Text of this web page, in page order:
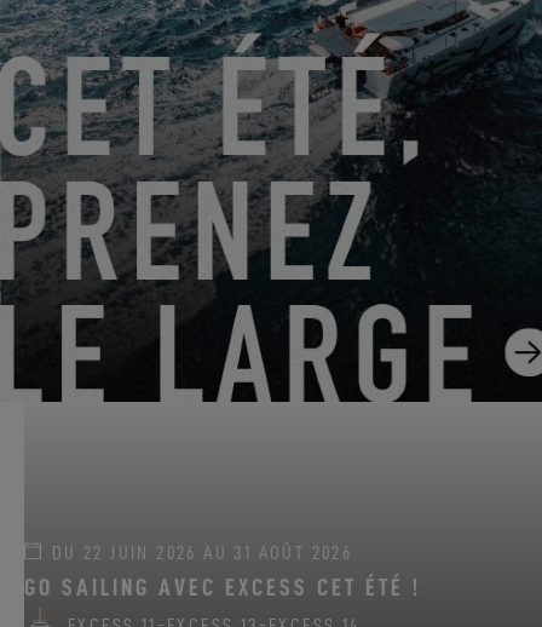
Murray Yacht Sales, Texas
1500 Marina Bay Drive, Pier 4
Clear Lake Shores, États-Unis
PRENDRE RENDEZ-VOUS
DU 22 JUIN 2026 AU 31 AOÛT 2026
GO SAILING AVEC EXCESS CET ÉTÉ !